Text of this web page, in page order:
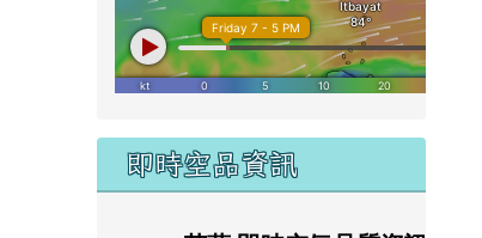
即時空品資訊